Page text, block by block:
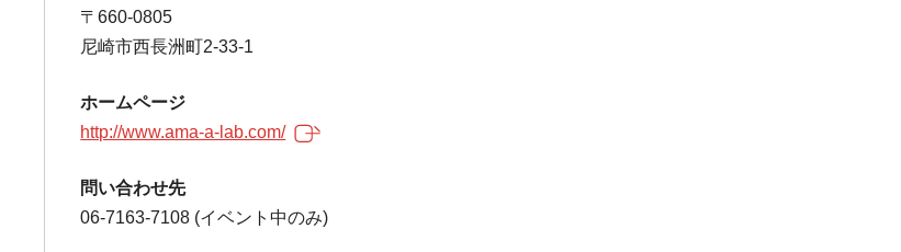
〒660-0805
尼崎市西長洲町2-33-1
ホームページ
http://www.ama-a-lab.com/
問い合わせ先
06-7163-7108 (イベント中のみ)